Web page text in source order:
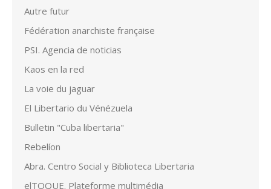
Autre futur
Fédération anarchiste française
PSI. Agencia de noticias
Kaos en la red
La voie du jaguar
El Libertario du Vénézuela
Bulletin "Cuba libertaria"
Rebelíon
Abra. Centro Social y Biblioteca Libertaria
elTOQUE. Plateforme multimédia